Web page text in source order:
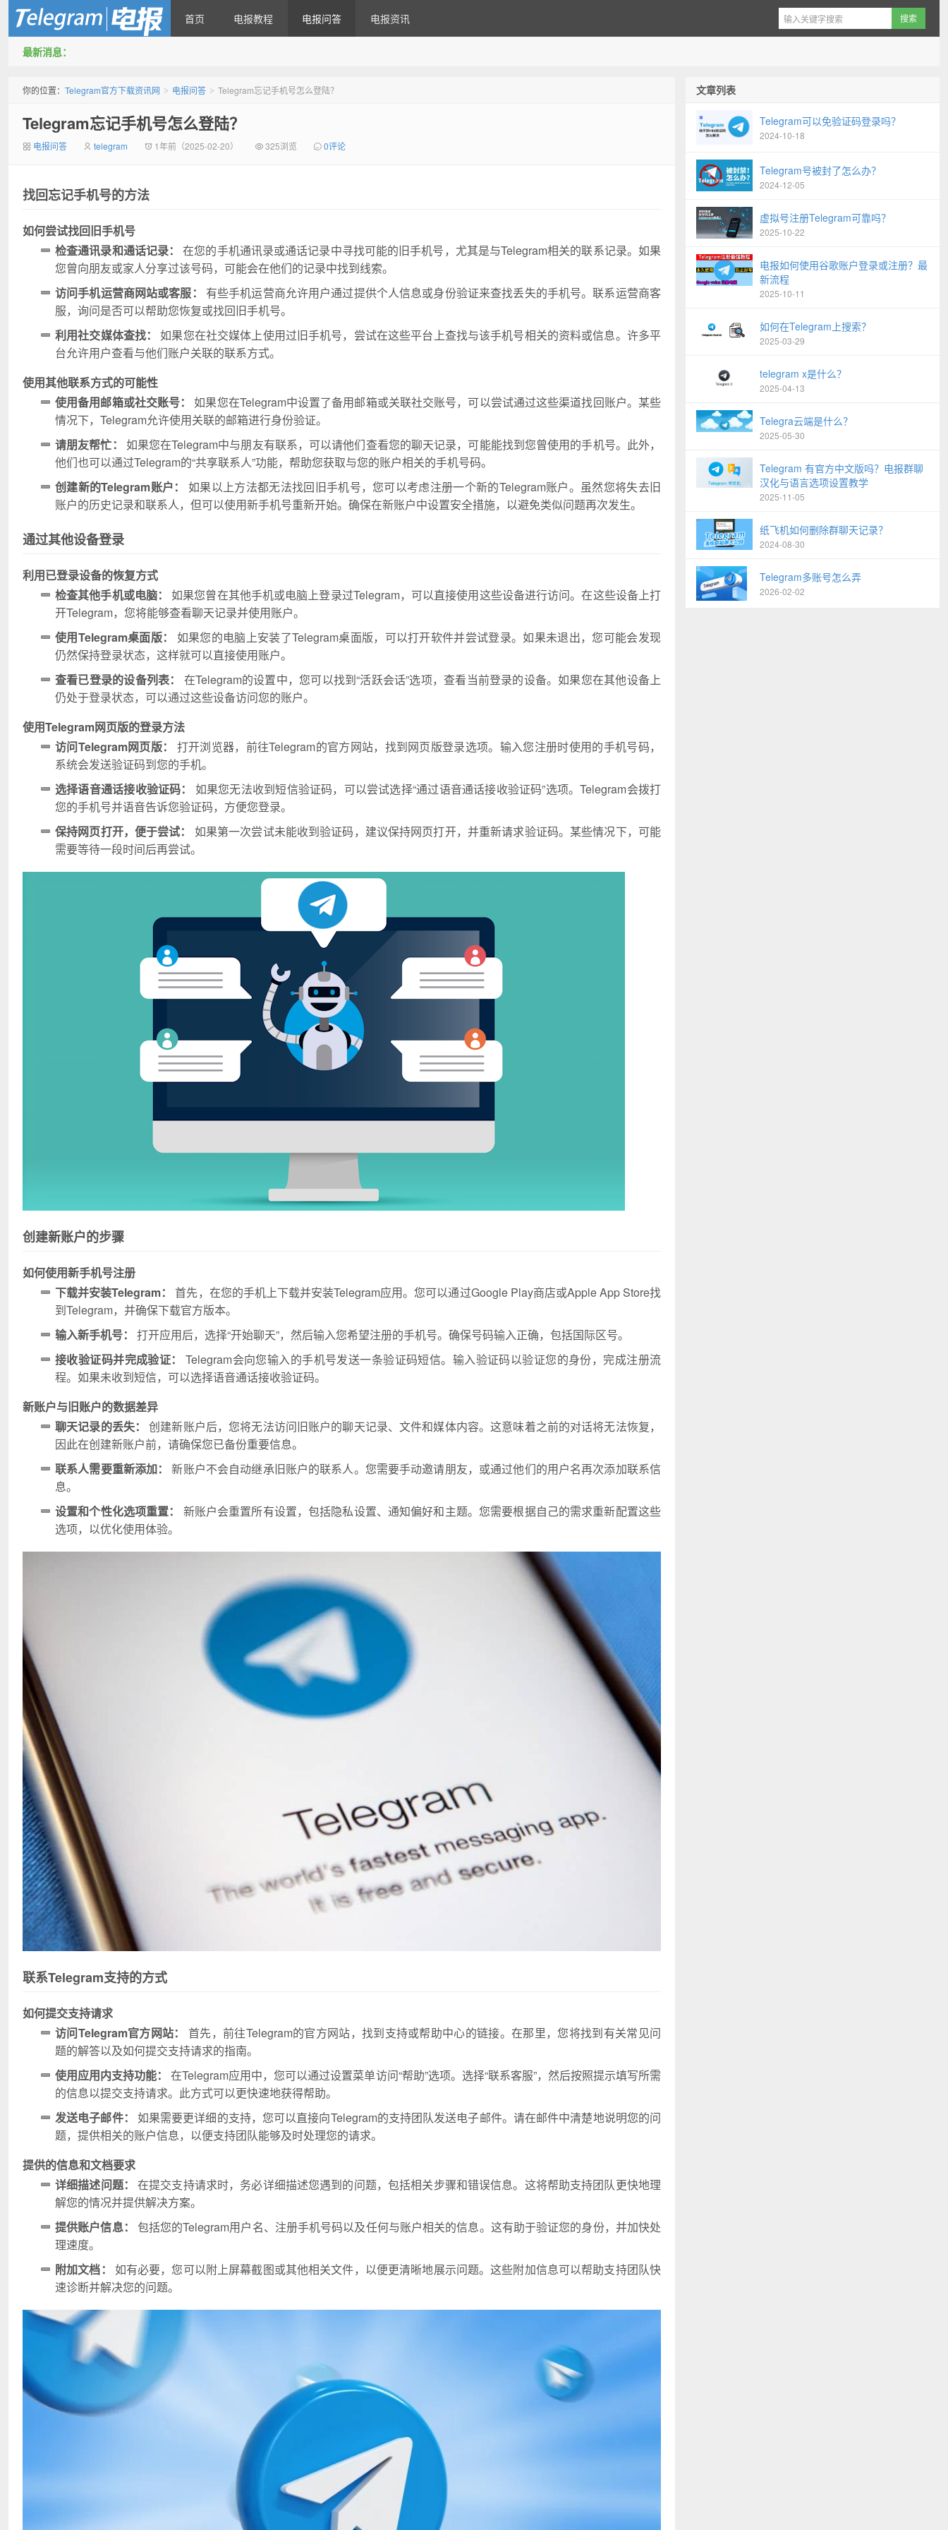
首页 电报教程 电报问答 电报资讯
最新消息：
你的位置： Telegram官方下载资讯网 > 电报问答 > Telegram忘记手机号怎么登陆？
Telegram忘记手机号怎么登陆？
电报问答 telegram 1年前（2025-02-20） 325浏览 0评论
找回忘记手机号的方法
如何尝试找回旧手机号
检查通讯录和通话记录：
在您的手机通讯录或通话记录中寻找可能的旧手机号，尤其是与Telegram相关的联系记录。如果
您曾向朋友或家人分享过该号码，可能会在他们的记录中找到线索。
访问手机运营商网站或客服：
有些手机运营商允许用户通过提供个人信息或身份验证来查找丢失的手机号。联系运营商客
服，询问是否可以帮助您恢复或找回旧手机号。
利用社交媒体查找：
如果您在社交媒体上使用过旧手机号，尝试在这些平台上查找与该手机号相关的资料或信息。许多平
台允许用户查看与他们账户关联的联系方式。
使用其他联系方式的可能性
使用备用邮箱或社交账号：
如果您在Telegram中设置了备用邮箱或关联社交账号，可以尝试通过这些渠道找回账户。某些
情况下，Telegram允许使用关联的邮箱进行身份验证。
请朋友帮忙：
如果您在Telegram中与朋友有联系，可以请他们查看您的聊天记录，可能能找到您曾使用的手机号。此外，
他们也可以通过Telegram的“共享联系人”功能，帮助您获取与您的账户相关的手机号码。
创建新的Telegram账户：
如果以上方法都无法找回旧手机号，您可以考虑注册一个新的Telegram账户。虽然您将失去旧
账户的历史记录和联系人，但可以使用新手机号重新开始。确保在新账户中设置安全措施，以避免类似问题再次发生。
通过其他设备登录
利用已登录设备的恢复方式
检查其他手机或电脑：
如果您曾在其他手机或电脑上登录过Telegram，可以直接使用这些设备进行访问。在这些设备上打
开Telegram，您将能够查看聊天记录并使用账户。
使用Telegram桌面版：
如果您的电脑上安装了Telegram桌面版，可以打开软件并尝试登录。如果未退出，您可能会发现
仍然保持登录状态，这样就可以直接使用账户。
查看已登录的设备列表：
在Telegram的设置中，您可以找到“活跃会话”选项，查看当前登录的设备。如果您在其他设备上
仍处于登录状态，可以通过这些设备访问您的账户。
使用Telegram网页版的登录方法
访问Telegram网页版：
打开浏览器，前往Telegram的官方网站，找到网页版登录选项。输入您注册时使用的手机号码，
系统会发送验证码到您的手机。
选择语音通话接收验证码：
如果您无法收到短信验证码，可以尝试选择“通过语音通话接收验证码”选项。Telegram会拨打
您的手机号并语音告诉您验证码，方便您登录。
保持网页打开，便于尝试：
如果第一次尝试未能收到验证码，建议保持网页打开，并重新请求验证码。某些情况下，可能
需要等待一段时间后再尝试。
创建新账户的步骤
如何使用新手机号注册
下载并安装Telegram：
首先，在您的手机上下载并安装Telegram应用。您可以通过Google Play商店或Apple App Store找
到Telegram，并确保下载官方版本。
输入新手机号：
打开应用后，选择“开始聊天”，然后输入您希望注册的手机号。确保号码输入正确，包括国际区号。
接收验证码并完成验证：
Telegram会向您输入的手机号发送一条验证码短信。输入验证码以验证您的身份，完成注册流
程。如果未收到短信，可以选择语音通话接收验证码。
新账户与旧账户的数据差异
聊天记录的丢失：
创建新账户后，您将无法访问旧账户的聊天记录、文件和媒体内容。这意味着之前的对话将无法恢复，
因此在创建新账户前，请确保您已备份重要信息。
联系人需要重新添加：
新账户不会自动继承旧账户的联系人。您需要手动邀请朋友，或通过他们的用户名再次添加联系信
息。
设置和个性化选项重置：
新账户会重置所有设置，包括隐私设置、通知偏好和主题。您需要根据自己的需求重新配置这些
选项，以优化使用体验。
联系Telegram支持的方式
如何提交支持请求
访问Telegram官方网站：
首先，前往Telegram的官方网站，找到支持或帮助中心的链接。在那里，您将找到有关常见问
题的解答以及如何提交支持请求的指南。
使用应用内支持功能：
在Telegram应用中，您可以通过设置菜单访问“帮助”选项。选择“联系客服”，然后按照提示填写所需
的信息以提交支持请求。此方式可以更快速地获得帮助。
发送电子邮件：
如果需要更详细的支持，您可以直接向Telegram的支持团队发送电子邮件。请在邮件中清楚地说明您的问
题，提供相关的账户信息，以便支持团队能够及时处理您的请求。
提供的信息和文档要求
详细描述问题：
在提交支持请求时，务必详细描述您遇到的问题，包括相关步骤和错误信息。这将帮助支持团队更快地理
解您的情况并提供解决方案。
提供账户信息：
包括您的Telegram用户名、注册手机号码以及任何与账户相关的信息。这有助于验证您的身份，并加快处
理速度。
附加文档：
如有必要，您可以附上屏幕截图或其他相关文件，以便更清晰地展示问题。这些附加信息可以帮助支持团队快
速诊断并解决您的问题。
文章列表
Telegram可以免验证码登录吗？
2024-10-18
Telegram号被封了怎么办？
2024-12-05
虚拟号注册Telegram可靠吗？
2025-10-22
电报如何使用谷歌账户登录或注册？最
新流程
2025-10-11
如何在Telegram上搜索？
2025-03-29
telegram x是什么？
2025-04-13
Telegra云端是什么？
2025-05-30
Telegram 有官方中文版吗？电报群聊
汉化与语言选项设置教学
2025-11-05
纸飞机如何删除群聊天记录？
2024-08-30
Telegram多账号怎么弄
2026-02-02